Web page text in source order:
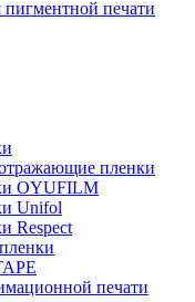
печати
пленки
OYUFILM
Unifol
Respect
печати